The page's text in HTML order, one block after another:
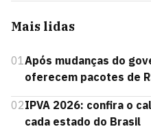
Mais lidas
01Após mudanças do
oferecem pacotes de
02IPVA 2026: confira o
cada estado do Brasil